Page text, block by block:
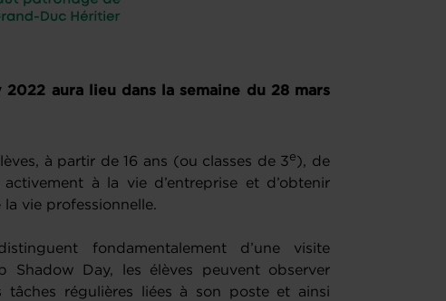
aura lieu dans la semaine du 28 mars
à partir de 16 ans (ou classes de 3e ), de
activement à la vie d’entreprise et d’obtenir
vie professionnelle.
fondamentalement d’une visite
Shadow Day, les élèves peuvent observer
régulières liées à son poste et ainsi